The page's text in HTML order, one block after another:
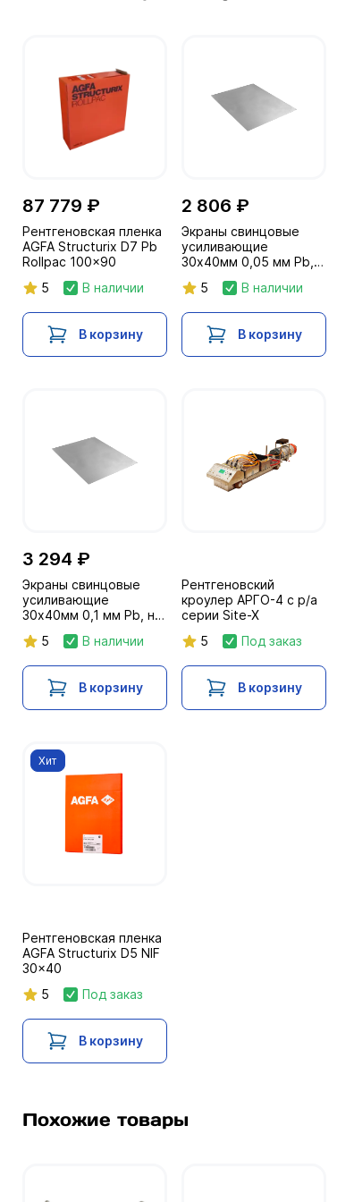
87 779 ₽
Рентгеновская пленка
AGFA Structurix D7 Pb
Rollpac 100x90
5
В наличии
В корзину
2 806 ₽
Экраны свинцовые
усиливающие
30х40мм 0,05 мм Pb,
5 В наличии
В корзину
3 294 ₽
Экраны свинцовые
усиливающие
30х40мм 0,1 мм Pb, на
5 В наличии
В корзину
Рентгеновский
кроулер АРГО-4 с р/а
серии Site-X
5
Под заказ
В корзину
Хит
Рентгеновская пленка
AGFA Structurix D5 NIF
30x40
5
Под заказ
В корзину
Похожие товары